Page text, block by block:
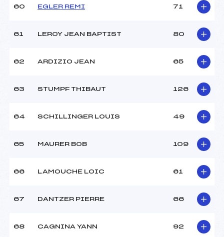
60 EGLER REMI 71
61 LEROY JEAN BAPTIST 80
62 ARDIZIO JEAN 65
63 STUMPF THIBAUT 126
64 SCHILLINGER LOUIS 49
65 MAURER BOB 109
66 LAMOUCHE LOIC 61
67 DANTZER PIERRE 66
68 CAGNINA YANN 92